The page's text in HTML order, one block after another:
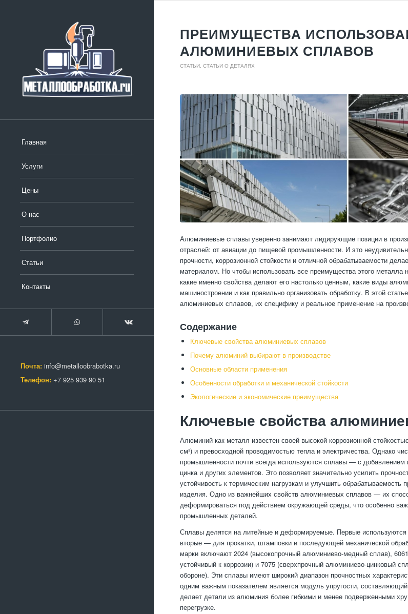
Главная
Услуги
Цены
О нас
Портфолио
Статьи
Контакты
Почта: info@metalloobrabotka.ru
Телефон: +7 925 939 90 51
ПРЕИМУЩЕСТВА
АЛЮМИНИЕВЫХ СПЛАВОВ
СТАТЬИ СТАТЬИ О ДЕТАЛЯХ
Алюминиевые сплавы уверенно занимают лидирующие позиции в
отраслей: от авиации до пищевой промышленности. И это
прочности, коррозионной стойкости и отличной обрабатываемости
материалом. Но чтобы использовать все преимущества этого металла
какие именно свойства делают его настолько ценным, какие виды
машиностроении и как правильно организовать обработку. В этой
алюминиевых сплавов, их специфику и реальное применение на
Содержание
Ключевые свойства алюминиевых сплавов
Почему алюминий выбирают в производстве
Основные области применения
Особенности обработки и механической стойкости
Экологические и экономические преимущества
Ключевые свойства
Алюминий как металл известен своей высокой коррозионной
см³) и превосходной проводимостью тепла и электричества. Однако
промышленности почти всегда используются сплавы — с добавлением
цинка и других элементов. Это позволяет значительно усилить
устойчивость к термическим нагрузкам и улучшить обрабатываемость
изделия. Одно из важнейших свойств алюминиевых сплавов — их
деформироваться под действием окружающей среды, что особенно
промышленных деталей.
Сплавы делятся на литейные и деформируемые. Первые
вторые — для прокатки, штамповки и последующей механической
марки включают 2024 (высокопрочный алюминиево-медный сплав),
устойчивый к коррозии) и 7075 (сверхпрочный алюминиево-цинковый
обороне). Эти сплавы имеют широкий диапазон прочностных
одним важным показателем является модуль упругости,
делает детали из алюминия более гибкими и менее подверженными
перегрузке.